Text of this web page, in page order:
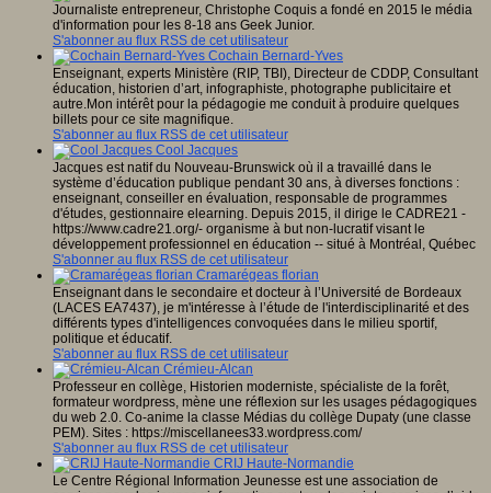
Journaliste entrepreneur, Christophe Coquis a fondé en 2015 le média
d'information pour les 8-18 ans Geek Junior.
S'abonner au flux RSS de cet utilisateur
Cochain Bernard-Yves
Enseignant, experts Ministère (RIP, TBI), Directeur de CDDP, Consultant
éducation, historien d’art, infographiste, photographe publicitaire et
autre.Mon intérêt pour la pédagogie me conduit à produire quelques
billets pour ce site magnifique.
S'abonner au flux RSS de cet utilisateur
Cool Jacques
Jacques est natif du Nouveau-Brunswick où il a travaillé dans le
système d’éducation publique pendant 30 ans, à diverses fonctions :
enseignant, conseiller en évaluation, responsable de programmes
d'études, gestionnaire elearning. Depuis 2015, il dirige le CADRE21 -
https://www.cadre21.org/- organisme à but non-lucratif visant le
développement professionnel en éducation -- situé à Montréal, Québec
S'abonner au flux RSS de cet utilisateur
Cramarégeas florian
Enseignant dans le secondaire et docteur à l’Université de Bordeaux
(LACES EA7437), je m'intéresse à l’étude de l'interdisciplinarité et des
différents types d'intelligences convoquées dans le milieu sportif,
politique et éducatif.
S'abonner au flux RSS de cet utilisateur
Crémieu-Alcan
Professeur en collège, Historien moderniste, spécialiste de la forêt,
formateur wordpress, mène une réflexion sur les usages pédagogiques
du web 2.0. Co-anime la classe Médias du collège Dupaty (une classe
PEM). Sites : https://miscellanees33.wordpress.com/
S'abonner au flux RSS de cet utilisateur
CRIJ Haute-Normandie
Le Centre Régional Information Jeunesse est une association de